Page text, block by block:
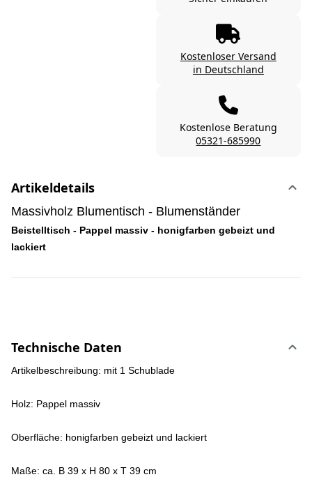
Kostenloser Versand
in Deutschland
Kostenlose Beratung
05321-685990
Artikeldetails
Massivholz Blumentisch - Blumenständer
Beistelltisch - Pappel massiv - honigfarben gebeizt und
lackiert
Technische Daten
Artikelbeschreibung: mit 1 Schublade
Holz: Pappel massiv
Oberfläche: honigfarben gebeizt und lackiert
Maße: ca. B 39 x H 80 x T 39 cm